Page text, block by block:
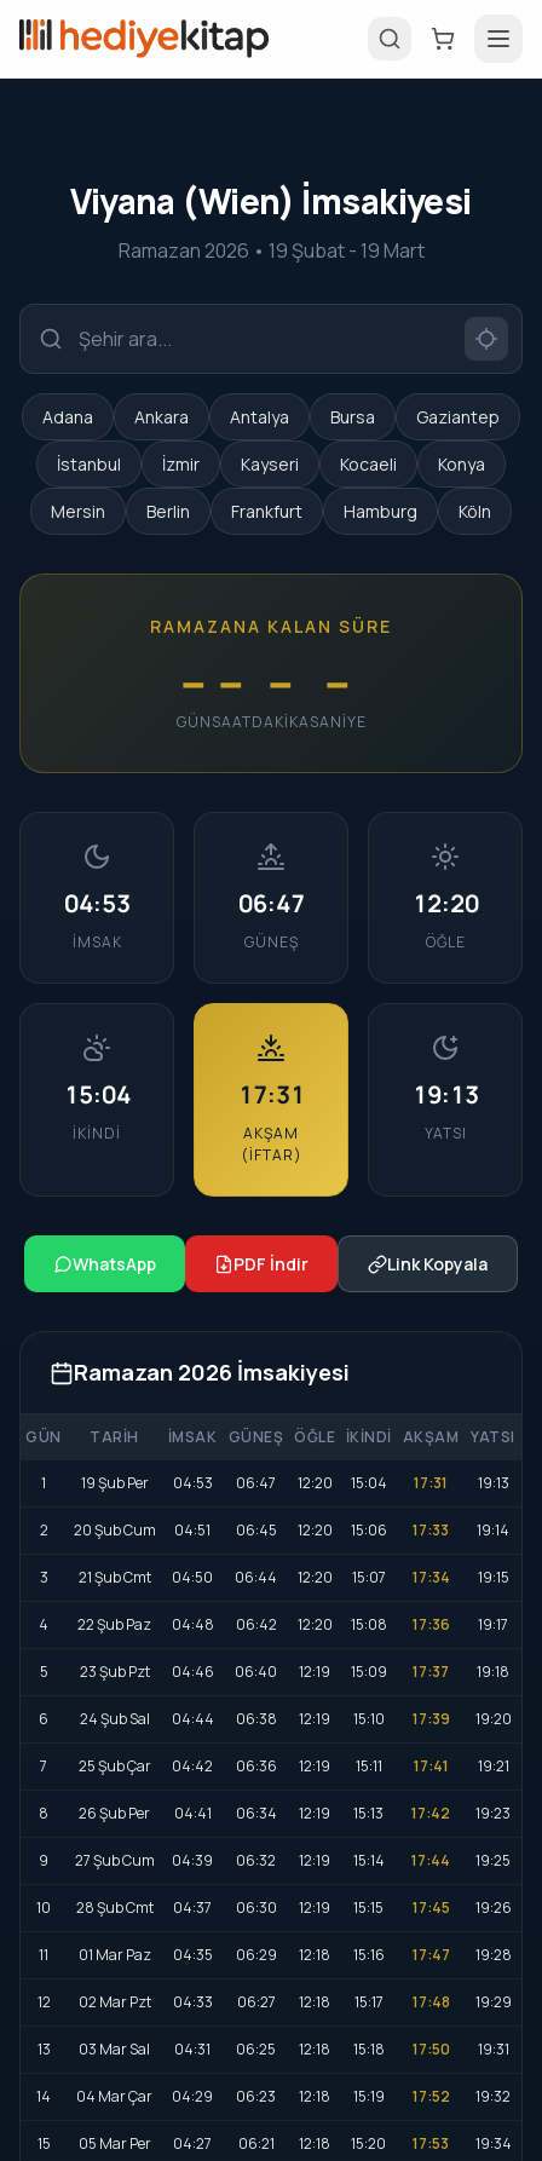
Viyana (Wien) İmsakiyesi
Ramazan 2026 • 19 Şubat - 19 Mart
Adana Ankara Antalya Bursa Gaziantep
İstanbul İzmir Kayseri Kocaeli Konya
Mersin Berlin Frankfurt Hamburg Köln
RAMAZANA KALAN SÜRE
--
GÜN
--
SAAT
--
DAKIKA
--
SANIYE
04:53
İMSAK
06:47
GÜNEŞ
12:20
ÖĞLE
15:04
İKINDI
17:31
AKŞAM
(İFTAR)
19:13
YATSI
WhatsApp PDF İndir Link Kopyala
Ramazan 2026 İmsakiyesi
GÜN TARIH İMSAK GÜNEŞ ÖĞLE İKINDI AKŞAM YATSI
1 19 Şub Per 04:53 06:47 12:20 15:04 17:31 19:13
2 20 Şub Cum 04:51 06:45 12:20 15:06 17:33 19:14
3 21 Şub Cmt 04:50 06:44 12:20 15:07 17:34 19:15
4 22 Şub Paz 04:48 06:42 12:20 15:08 17:36 19:17
5 23 Şub Pzt 04:46 06:40 12:19 15:09 17:37 19:18
6 24 Şub Sal 04:44 06:38 12:19 15:10 17:39 19:20
7 25 Şub Çar 04:42 06:36 12:19 15:11 17:41 19:21
8 26 Şub Per 04:41 06:34 12:19 15:13 17:42 19:23
9 27 Şub Cum 04:39 06:32 12:19 15:14 17:44 19:25
10 28 Şub Cmt 04:37 06:30 12:19 15:15 17:45 19:26
11 01 Mar Paz 04:35 06:29 12:18 15:16 17:47 19:28
12 02 Mar Pzt 04:33 06:27 12:18 15:17 17:48 19:29
13 03 Mar Sal 04:31 06:25 12:18 15:18 17:50 19:31
14 04 Mar Çar 04:29 06:23 12:18 15:19 17:52 19:32
15 05 Mar Per 04:27 06:21 12:18 15:20 17:53 19:34